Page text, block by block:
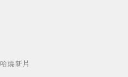
哈燒新片